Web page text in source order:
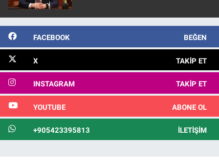
FACEBOOK BEĞEN
X TAKIP ET
INSTAGRAM TAKIP ET
YOUTUBE ABONE OL
+905423395813 İLETIŞIM